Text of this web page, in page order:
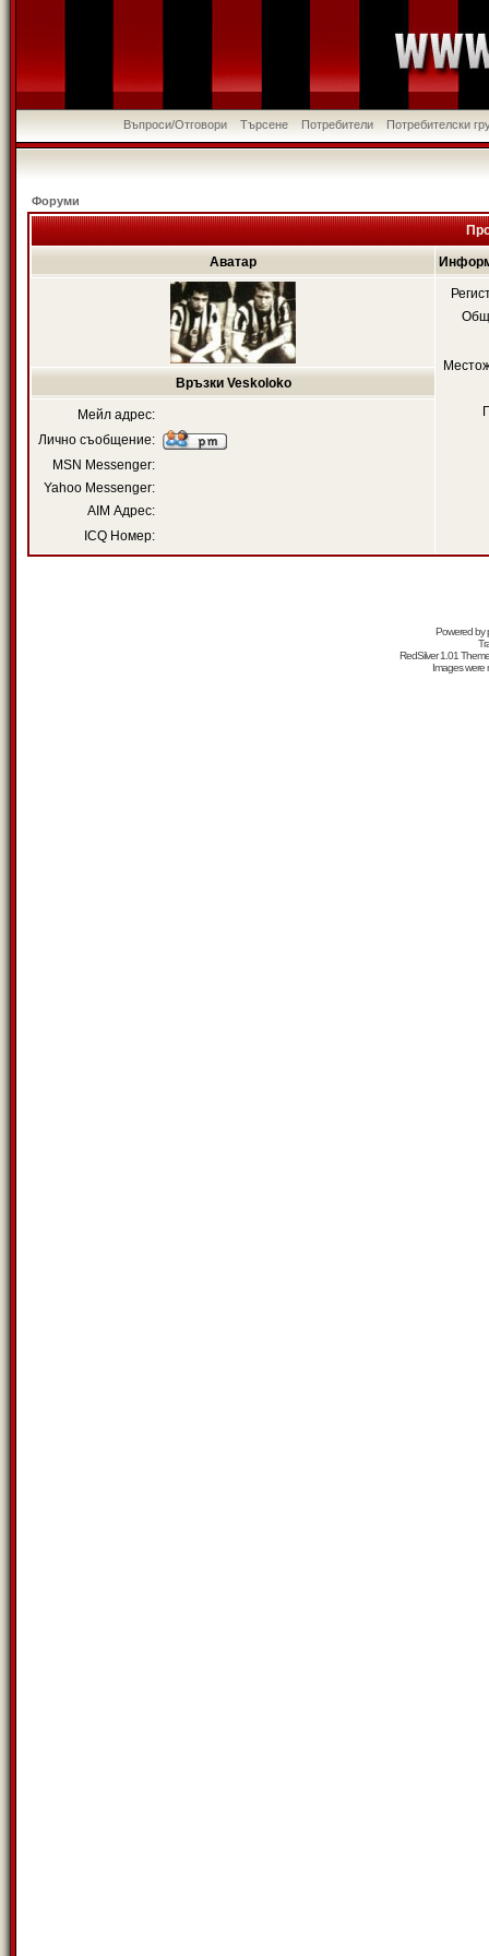
Въпроси/Отговори Търсене Потребители Потребителски
Форуми
Аватар
Връзки Veskoloko
Мейл адрес:
Лично съобщение:
MSN Messenger:
Yahoo Messenger:
AIM Адрес:
ICQ Номер:
Powered by
RedSilver 1.01
Images were